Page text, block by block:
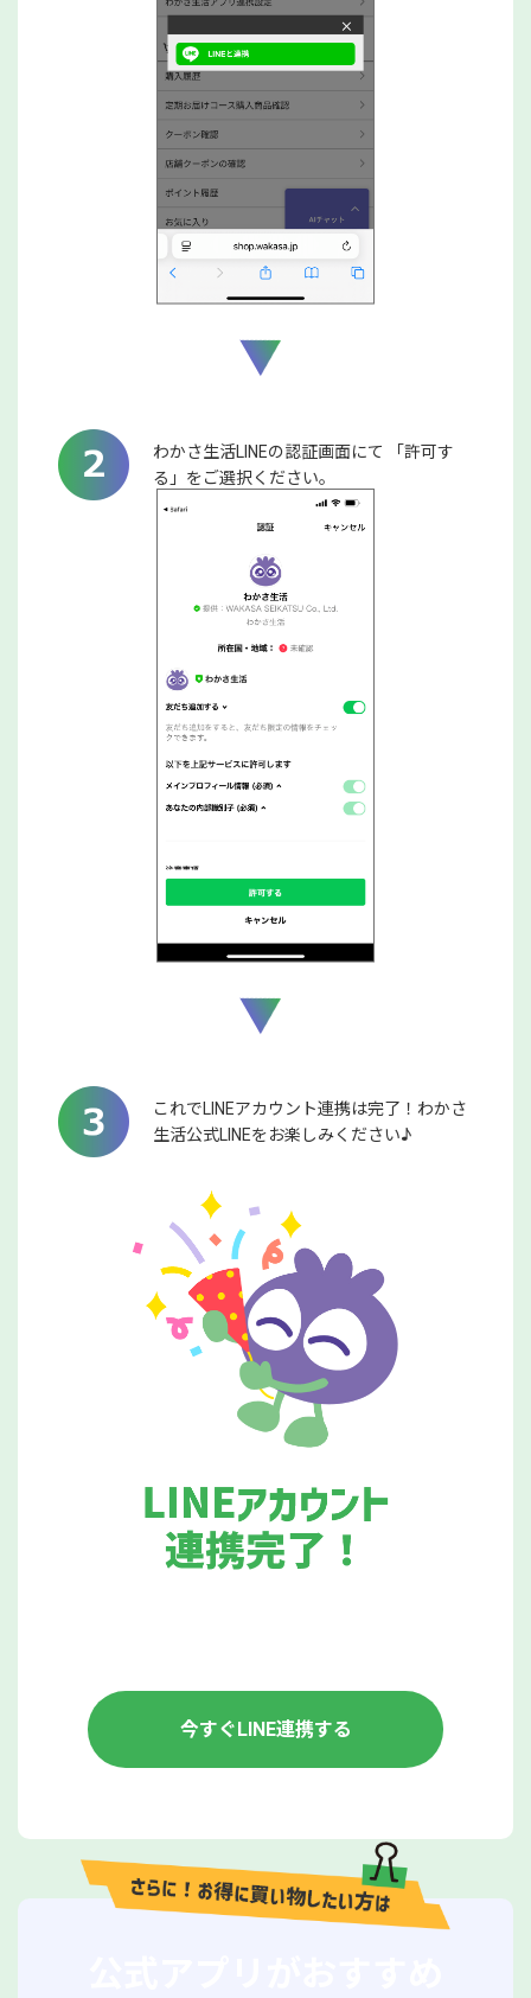
わかさ生活LINEの認証画面にて 「許可す
る」をご選択ください。
これでLINEアカウント連携は完了！わかさ
生活公式LINEをお楽しみください♪
今すぐLINE連携する